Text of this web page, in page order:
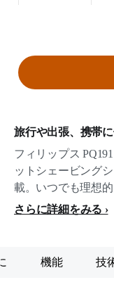
旅行や出張、携帯
フィリップス
ットシェービング
載。いつでも理想
さらに詳細をみる
機能 技